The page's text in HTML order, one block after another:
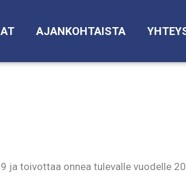
AJANKOHTAISTA
ja toivottaa onnea tulevalle vuodelle